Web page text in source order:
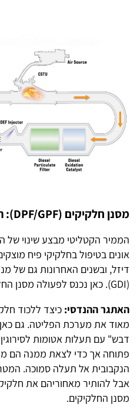
מסנן חלקיקים (DPF/GPF): המלכודת והטיהור
הממיר הקטליטי מבצע שינוי של
אונים בטיפול בחלקיקי פיח
דיזל, ובשנים האחרונות גם של
(GDI). כאן נכנס לפעולה מסנן החלקיקים.
האתגר ההנדסי: כיצד ללכוד
מאוד את מערכת הפליטה. גם
דבש" עם תעלות אטומות
פתוחה אך כדי לצאת ממנה הם
הנקבובית אל תעלה סמוכה.
אבל להותיר מאחוריהם את
מסנן החלקיקים.